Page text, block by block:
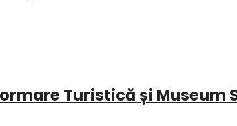
Turistică și Museum